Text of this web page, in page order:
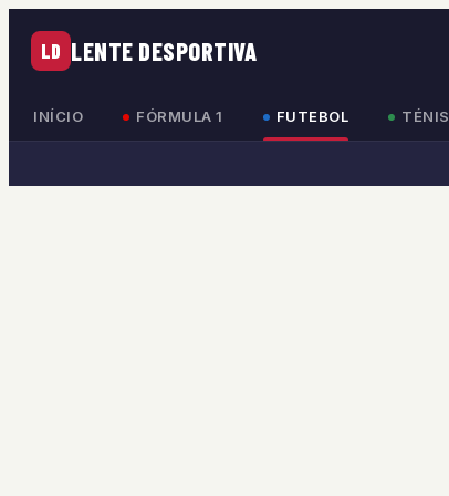
LD LENTE DESPORTIVA
INÍCIO FÓRMULA 1 FUTEBOL TÉNIS